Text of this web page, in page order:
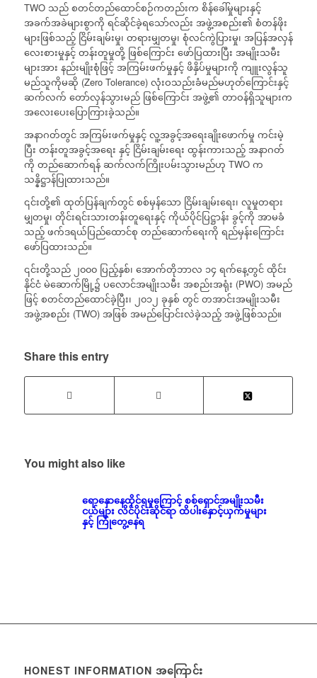
TWO သည် စတင်တည်ထောင်စဉ်ကတည်းက စိန်ခေါ်မှုများနှင့်
အခက်အခဲများစွာကို ရင်ဆိုင်ခဲ့ရသော်လည်း အဖွဲ့အစည်း၏ စံတန်ဖိုး
များဖြစ်သည့် ငြိမ်းချမ်းမှု၊ တရားမျှတမှု၊ စုံလင်ကွဲပြားမှု၊ အပြန်အလှန်
လေးစားမှုနှင့် တန်းတူမှုတို့ ဖြစ်ကြောင်း ဖော်ပြထားပြီး အမျိုးသမီး
များအား နည်းမျိုးစုံဖြင့် အကြမ်းဖက်မှုနှင့် ဖိနှိပ်မှုများကို ကျူးလွန်သူ
မည်သူကိုမဆို (Zero Tolerance) လုံးဝသည်းခံမည်မဟုတ်ကြောင်းနှင့်
ဆက်လက် တော်လှန်သွားမည် ဖြစ်ကြောင်း အဖွဲ့၏ တာဝန်ရှိသူများက
အလေးပေးပြောကြားခဲ့သည်။
အနာဂတ်တွင် အကြမ်းဖက်မှုနှင့် လူ့အခွင့်အရေးချိုးဖောက်မှု ကင်းမဲ့
ပြီး တန်းတူအခွင့်အရေး နှင့် ငြိမ်းချမ်းရေး ထွန်းကားသည့် အနာဂတ်
ကို တည်ဆောက်ရန် ဆက်လက်ကြိုးပမ်းသွားမည်ဟု TWO က
သန္နိဋ္ဌာန်ပြုထားသည်။
၎င်းတို့၏ ထုတ်ပြန်ချက်တွင် စစ်မှန်သော ငြိမ်းချမ်းရေး၊ လူမှုတရား
မျှတမှု၊ တိုင်းရင်းသားတန်းတူရေးနှင့် ကိုယ်ပိုင်ပြဋ္ဌာန်း ခွင့်ကို အာမခံ
သည့် ဖက်ဒရယ်ပြည်ထောင်စု တည်ဆောက်ရေးကို ရည်မှန်းကြောင်း
ဖော်ပြထားသည်။
၎င်းတို့သည် ၂၀၀၀ ပြည့်နှစ်၊ အောက်တိုဘာလ ၁၄ ရက်နေ့တွင် ထိုင်း
နိုင်ငံ မဲဆောက်မြို့၌ ပလောင်အမျိုးသမီး အစည်းအရုံး (PWO) အမည်
ဖြင့် စတင်တည်ထောင်ခဲ့ပြီး၊ ၂၀၁၂ ခုနှစ် တွင် တအာင်းအမျိုးသမီး
အဖွဲ့အစည်း (TWO) အဖြစ် အမည်ပြောင်းလဲခဲ့သည့် အဖွဲ့ဖြစ်သည်။
Share this entry
You might also like
ရောနှောနေထိုင်ရမှုကြောင့် စစ်ရှောင်အမျိုးသမီး
ငယ်များ လိင်ပိုင်းဆိုင်ရာ ထိပါးနှောင့်ယှက်မှုများ
နှင့် ကြုံတွေ့နေရ
HONEST INFORMATION အကြောင်း